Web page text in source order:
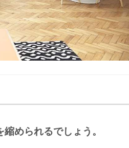
められるでしょう。